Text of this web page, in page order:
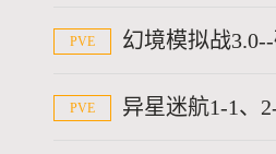
PVE 幻境模拟战
PVE 异星迷航1-1、